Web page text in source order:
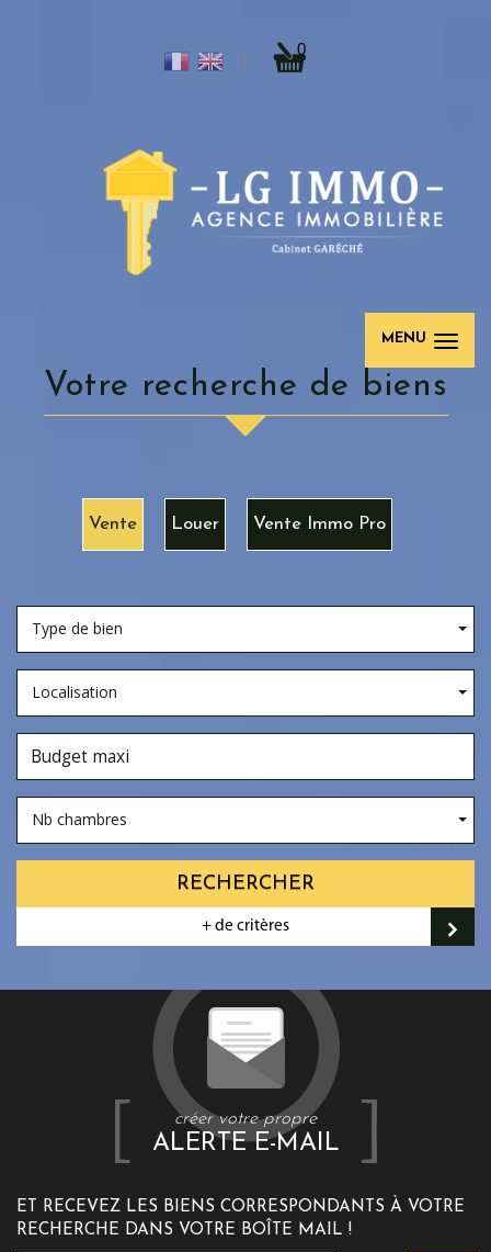
0
MENU
Votre recherche de biens
Vente Louer Vente Immo Pro
Type de bien
Localisation
Nb chambres
RECHERCHER
+ de critères
créer votre propre
ALERTE E-MAIL
ET RECEVEZ LES BIENS CORRESPONDANTS À VOTRE
RECHERCHE DANS VOTRE BOÎTE MAIL !